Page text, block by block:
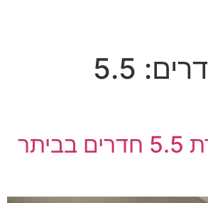
5.5
למכירה דירת 5.5 חדרים בביתר